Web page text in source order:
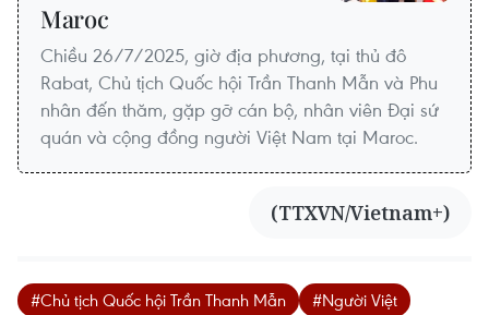
Maroc
Chiều 26/7/2025, giờ địa phương, tại thủ đô
Rabat, Chủ tịch Quốc hội Trần Thanh Mẫn và Phu
nhân đến thăm, gặp gỡ cán bộ, nhân viên Đại sứ
quán và cộng đồng người Việt Nam tại Maroc.
(TTXVN/Vietnam+)
#Chủ tịch Quốc hội Trần Thanh Mẫn
#Người Việt